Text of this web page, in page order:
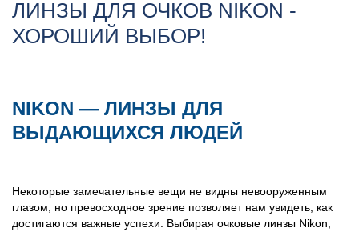
ЛИНЗЫ ДЛЯ ОЧКОВ NIKON -
ХОРОШИЙ ВЫБОР!
NIKON — ЛИНЗЫ ДЛЯ
ВЫДАЮЩИХСЯ ЛЮДЕЙ
Некоторые замечательные вещи не видны невооруженным
глазом, но превосходное зрение позволяет нам увидеть, как
достигаются важные успехи. Выбирая очковые линзы Nikon,